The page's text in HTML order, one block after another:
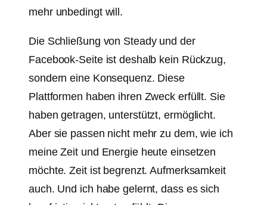
mehr unbedingt will.
Die Schließung von Steady und der
Facebook-Seite ist deshalb kein Rückzug,
sondern eine Konsequenz. Diese
Plattformen haben ihren Zweck erfüllt. Sie
haben getragen, unterstützt, ermöglicht.
Aber sie passen nicht mehr zu dem, wie ich
meine Zeit und Energie heute einsetzen
möchte. Zeit ist begrenzt. Aufmerksamkeit
auch. Und ich habe gelernt, dass es sich